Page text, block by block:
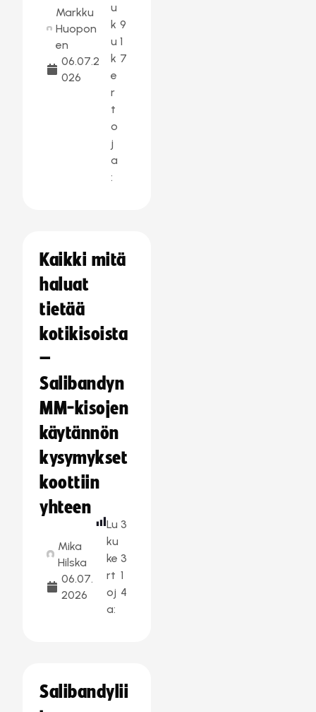
Markku
Huopon
en
06.07.2
026
u
k
u
k
e
r
t
o
j
a
:
9
1
7
Kaikki mitä
haluat
tietää
kotikisoista
–
Salibandyn
MM-kisojen
käytännön
kysymykset
koottiin
yhteen
Mika
Hilska
06.07.
2026
Lu
ku
ke
rt
oj
a:
3
3
1
4
Salibandylii